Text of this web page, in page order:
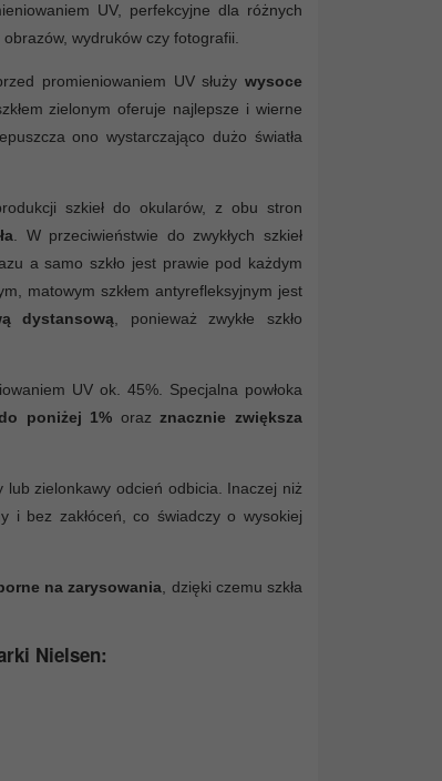
UV, perfekcyjne dla różnych
wydruków czy fotografii.
promieniowaniem UV służy wysoce
zielonym oferuje najlepsze i wierne
ono wystarczająco dużo światła
szkieł do okularów, z obu stron
. W przeciwieństwie do zwykłych szkieł
a samo szkło jest prawie pod każdym
matowym szkłem antyrefleksyjnym jest
dystansową , ponieważ zwykłe szkło
UV ok. 45%. Specjalna powłoka
poniżej 1% oraz znacznie zwiększa
lub zielonkawy odcień odbicia. Inaczej niż
i bez zakłóceń, co świadczy o wysokiej
na zarysowania , dzięki czemu szkła
Nielsen: